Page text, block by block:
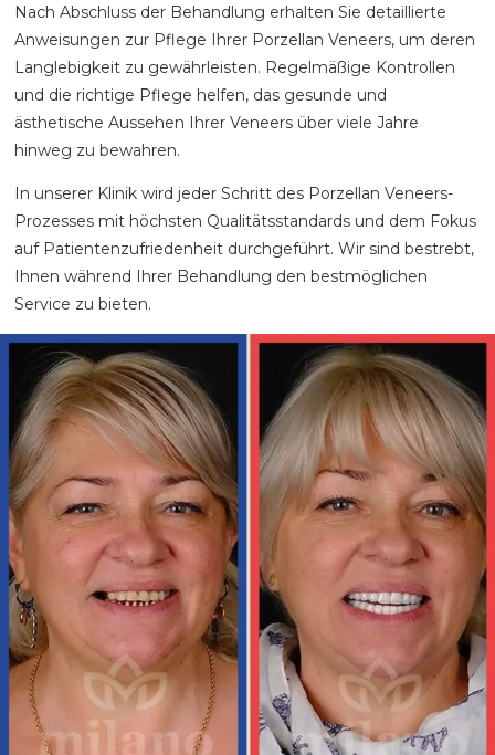
Nach Abschluss der Behandlung erhalten Sie detaillierte
Anweisungen zur Pflege Ihrer Porzellan Veneers, um deren
Langlebigkeit zu gewährleisten. Regelmäßige Kontrollen
und die richtige Pflege helfen, das gesunde und
ästhetische Aussehen Ihrer Veneers über viele Jahre
hinweg zu bewahren.
In unserer Klinik wird jeder Schritt des Porzellan Veneers-
Prozesses mit höchsten Qualitätsstandards und dem Fokus
auf Patientenzufriedenheit durchgeführt. Wir sind bestrebt,
Ihnen während Ihrer Behandlung den bestmöglichen
Service zu bieten.